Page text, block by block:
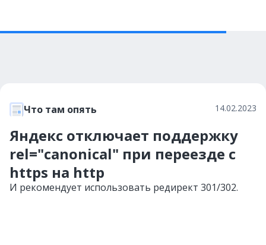
Что там опять 14.02.2023
Яндекс отключает поддержку
rel="canonical" при переезде с
https на http
И рекомендует использовать редирект 301/302.